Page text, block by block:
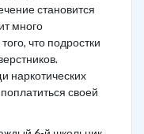
становится
много
что подростки
наркотических
своей